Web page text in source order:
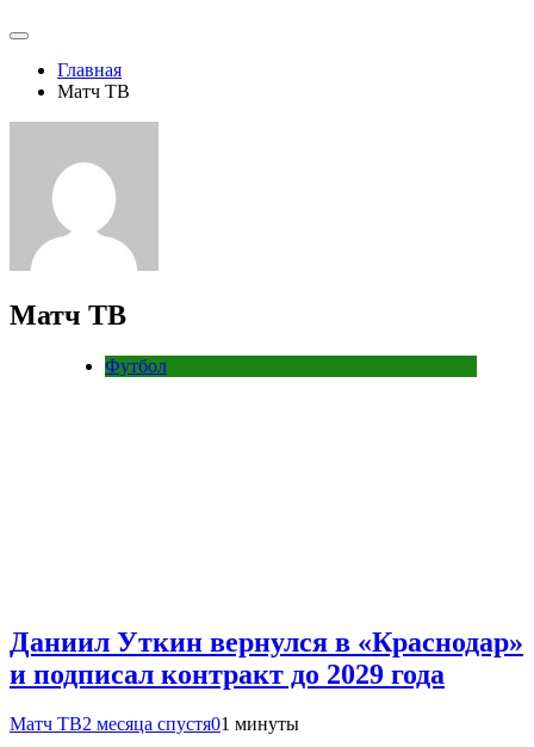
Главная
Матч ТВ
Матч ТВ
Футбол
Даниил Уткин вернулся в «Краснодар»
и подписал контракт до 2029 года
Матч ТВ2 месяца спустя01 минуты